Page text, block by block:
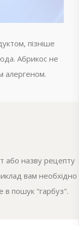
пізніше
Абрикос не
алергеном.
або назву рецепту
вам необхідно
в пошук "гарбуз".